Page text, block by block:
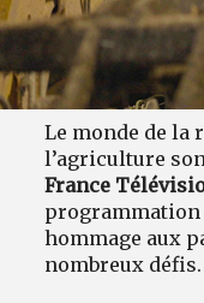
Le monde de la
l’agriculture
France
hommage aux
nombreux défis.